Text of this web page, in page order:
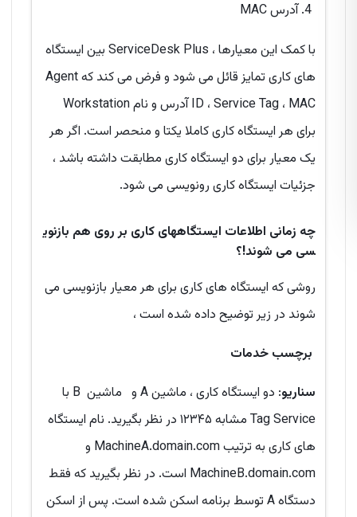
آدرس MAC
با کمک این معیارها ، ServiceDesk Plus بین ایستگاه
های کاری تمایز قائل می شود و فرض می کند که Agent
ID ، Service Tag ، MAC آدرس و نام Workstation
برای هر ایستگاه کاری کاملا یکتا و منحصر است. اگر هر
یک معیار برای دو ایستگاه کاری مطابقت داشته باشد ،
جزئیات ایستگاه کاری رونویسی می شود.
چه زمانی اطلاعات ایستگاههای کاری بر روی هم بازنوی
سی می شوند!؟
روشی که ایستگاه های کاری برای هر معیار بازنویسی می
شوند در زیر توضیح داده شده است ،
برچسب خدمات
سناریو
: دو ایستگاه کاری ، ماشین A و ماشین B با
Tag Service مشابه ۱۲۳۴۵ در نظر بگیرید. نام ایستگاه
های کاری به ترتیب MachineA.domain.com و
MachineB.domain.com است. در نظر بگیرید که فقط
دستگاه A توسط برنامه اسکن شده است. پس از اسکن